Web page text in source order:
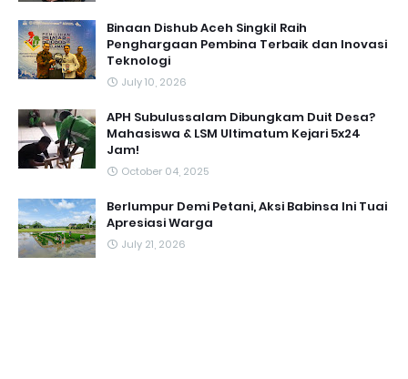
Binaan Dishub Aceh Singkil Raih
Penghargaan Pembina Terbaik dan Inovasi
Teknologi
July 10, 2026
APH Subulussalam Dibungkam Duit Desa?
Mahasiswa & LSM Ultimatum Kejari 5x24
Jam!
October 04, 2025
Berlumpur Demi Petani, Aksi Babinsa Ini Tuai
Apresiasi Warga
July 21, 2026